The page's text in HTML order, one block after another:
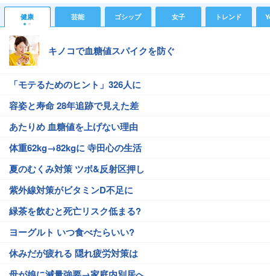
健康 芸能 ゴシップ 女子 トレンド
キノコで血糖値スパイクを防ぐ
「モテるためのヒント」326人に
容姿と寿命 28年追跡で見えた差
あたりめ 血糖値を上げない理由
体重62kg→82kgに 寺田心の生活
夏のむくみ対策 ツボ&反射区押し
紫外線対策がビタミンD不足に
緑茶を飲むと死亡リスク低まる?
ヨーグルト いつ食べたらいい?
休みだが疲れる 隠れ疲労対策は